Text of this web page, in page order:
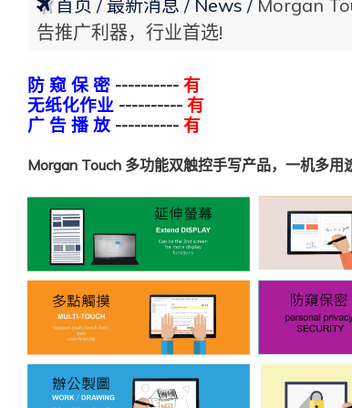
首页 最新消息 News
Morgan
告推广利器，行业首选!
防 窥 保 密---------- 有
无纸化作业---------- 有
广 告 播 放 ---------- 有
Morgan Touch 多功能双触控手写产品，一机多用